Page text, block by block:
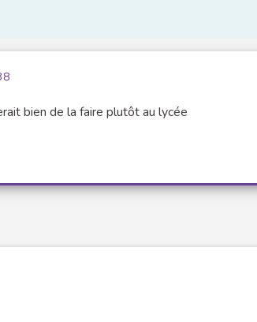
bien de la faire plutôt au lycée